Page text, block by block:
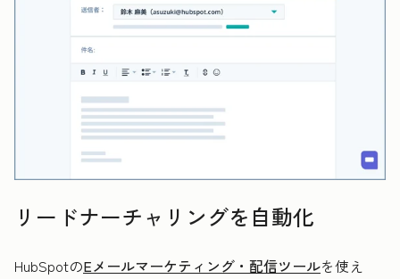
リードナーチャリングを自動化
HubSpotのEメールマーケティング・配信ツールを使え